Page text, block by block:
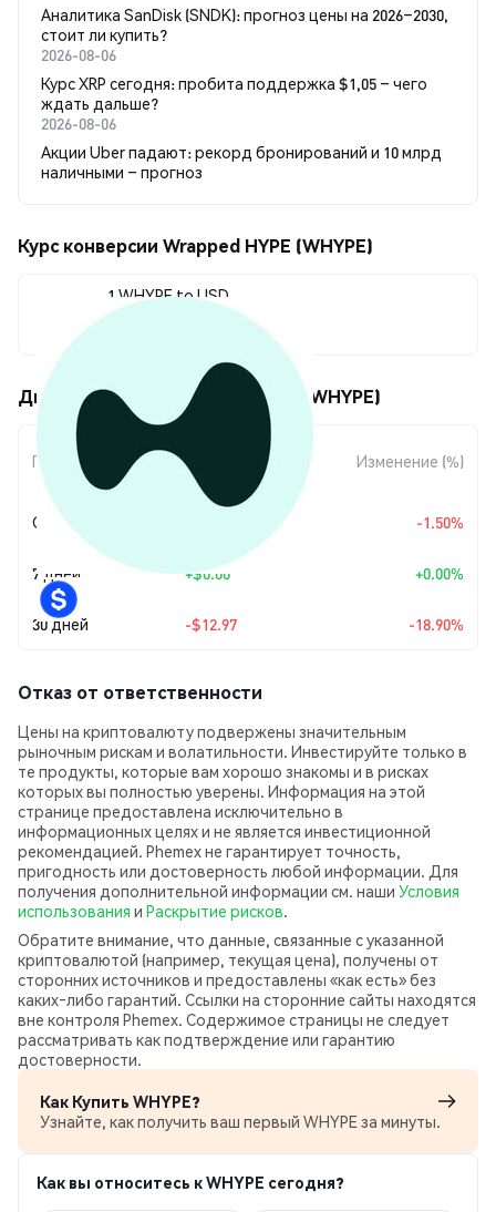
Аналитика SanDisk (SNDK): прогноз цены на 2026–2030,
стоит ли купить?
2026-08-06
Курс XRP сегодня: пробита поддержка $1,05 – чего
ждать дальше?
2026-08-06
Акции Uber падают: рекорд бронирований и 10 млрд
наличными – прогноз
Курс конверсии Wrapped HYPE (WHYPE)
1 WHYPE to USD
Движения цены Wrapped HYPE (WHYPE)
Период
суммы
Изменение (%)
Сегодня -1.50%
7 дней +$0.00 +0.00%
30 дней -$12.97 -18.90%
Отказ от ответственности
Цены на криптовалюту подвержены значительным
рыночным рискам и волатильности. Инвестируйте только в
те продукты, которые вам хорошо знакомы и в рисках
которых вы полностью уверены. Информация на этой
странице предоставлена исключительно в
информационных целях и не является инвестиционной
рекомендацией. Phemex не гарантирует точность,
пригодность или достоверность любой информации. Для
получения дополнительной информации см. наши Условия
использования и Раскрытие рисков.
Обратите внимание, что данные, связанные с указанной
криптовалютой (например, текущая цена), получены от
сторонних источников и предоставлены «как есть» без
каких‑либо гарантий. Ссылки на сторонние сайты находятся
вне контроля Phemex. Содержимое страницы не следует
рассматривать как подтверждение или гарантию
достоверности.
Как Купить WHYPE?
Узнайте, как получить ваш первый WHYPE за минуты.
Как вы относитесь к WHYPE сегодня?